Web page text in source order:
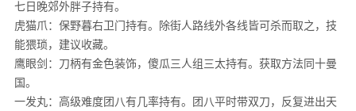
七日晚郊外胖子持有。
虎猫爪：保野暮右卫门持有。除街人路线外各线皆可杀而取之，技
能猥琐，建议收藏。
鹰眼剑：刀柄有金色装饰，傻瓜三人组三太持有。获取方法同十曼
国。
一发丸：高级难度团八有几率持有。团八平时带双刀，反复进出天